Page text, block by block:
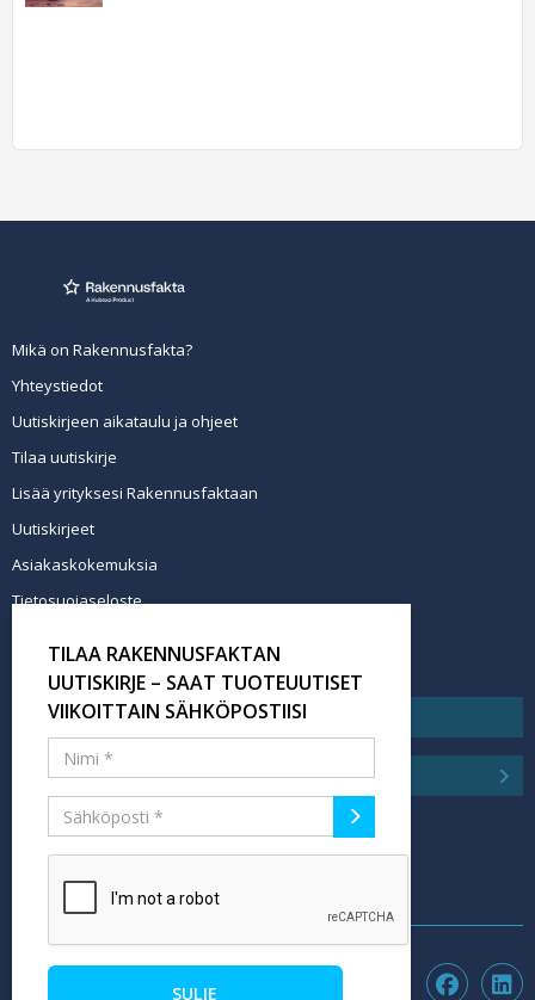
Mikä on Rakennusfakta?
Yhteystiedot
Uutiskirjeen aikataulu ja ohjeet
Tilaa uutiskirje
Lisää yrityksesi Rakennusfaktaan
Uutiskirjeet
Asiakaskokemuksia
Tietosuojaseloste
Tilaa uutiskirje
TILAA RAKENNUSFAKTAN
UUTISKIRJE – SAAT TUOTEUUTISET
VIIKOITTAIN SÄHKÖPOSTIISI
SULJE